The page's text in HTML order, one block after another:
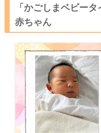
「かごしまベビー
赤ちゃん